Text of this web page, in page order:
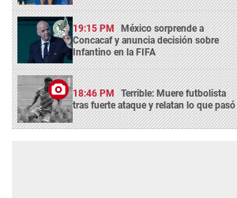
19:15 PM México sorprende a
Concacaf y anuncia decisión sobre
Infantino en la FIFA
18:46 PM Terrible: Muere futbolista
tras fuerte ataque y relatan lo que pasó